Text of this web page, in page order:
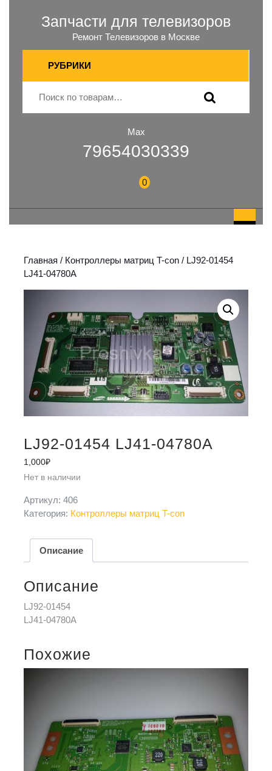
Запчасти для телевизоров
Ремонт Телевизоров в Москве
РУБРИКИ
Max
79654030339
0
Главная / Контроллеры матриц T-con / LJ92-01454
LJ41-04780A
LJ92-01454 LJ41-04780A
1,000₽
Нет в наличии
Артикул: 406
Категория: Контроллеры матриц T-con
Описание
Описание
LJ92-01454
LJ41-04780A
Похожие